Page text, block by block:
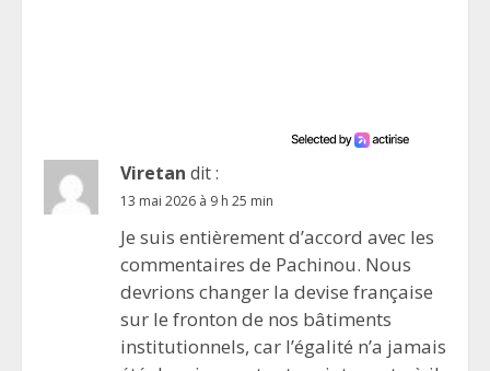
Viretan dit :
13 mai 2026 à 9 h 25 min
Je suis entièrement d’accord avec les
commentaires de Pachinou. Nous
devrions changer la devise française
sur le fronton de nos bâtiments
institutionnels, car l’égalité n’a jamais